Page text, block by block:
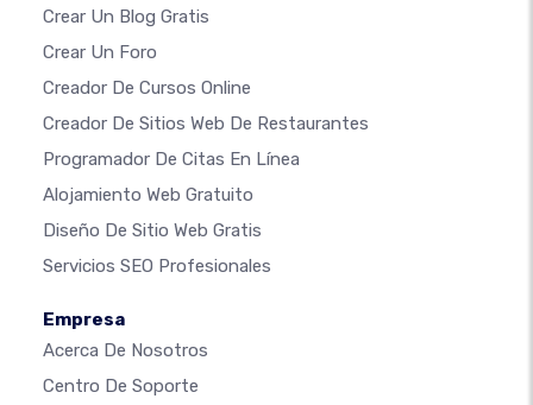
Crear Un Blog Gratis
Crear Un Foro
Creador De Cursos Online
Creador De Sitios Web De Restaurantes
Programador De Citas En Línea
Alojamiento Web Gratuito
Diseño De Sitio Web Gratis
Servicios SEO Profesionales
Empresa
Acerca De Nosotros
Centro De Soporte